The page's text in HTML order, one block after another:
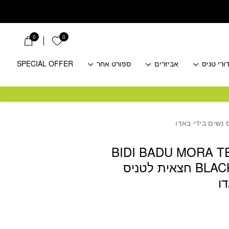
0 הרשימה שלי
0
טניס אביזרים ספורט אחר
SPECIAL OFFER
BIDI BADU MORA
BLACK WOMENS חצאית לטניס